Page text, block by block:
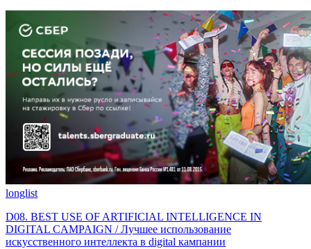
longlist
D08. BEST USE OF ARTIFICIAL INTELLIGENCE IN
DIGITAL CAMPAIGN / Лучшее использование
искусственного интеллекта в digital кампании